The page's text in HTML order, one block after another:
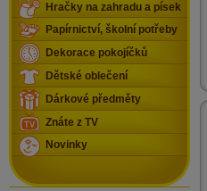
Hračky na zahradu a písek
Papírnictví, školní potřeby
Dekorace pokojíčků
Dětské oblečení
Dárkové předměty
Znáte z TV
Novinky